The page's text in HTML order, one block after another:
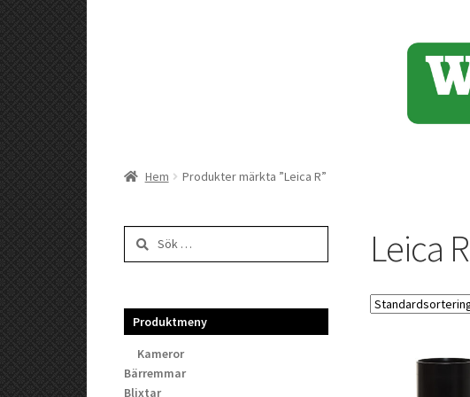
Hem Produkter märkta ”Leica R”
Leica R
Sök
efter:
Produktmeny
Kameror
Bärremmar
Blixtar